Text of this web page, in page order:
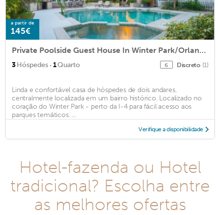
a partir de
145€
Private Poolside Guest House In Winter Park/Orlando
3Hóspedes · 1Quarto 6 Discreto (1)
Linda e confortável casa de hóspedes de dois andares,
centralmente localizada em um bairro histórico. Localizado no
coração do Winter Park - perto da I-4 para fácil acesso aos
parques temáticos. ...
Verifique a disponibilidade
Hotel-fazenda ou Hotel
tradicional? Escolha entre
as melhores ofertas